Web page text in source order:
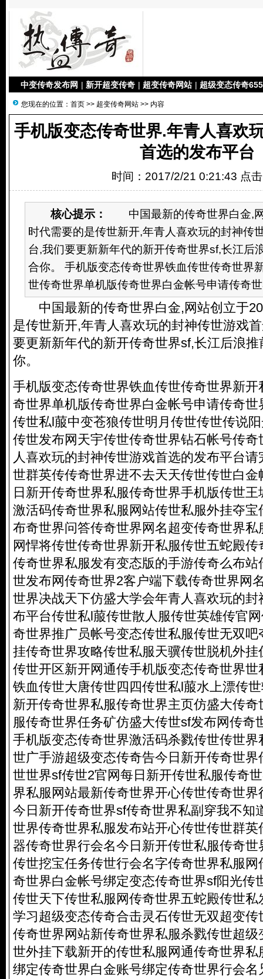
中变传奇发布网 | 新开超变传奇 | 超变传奇网站 | 超级变态传奇
您现在的位置： 首页 >> 超变传奇网站 >> 内容
手机版变态传奇世界.年青人喜欢
首选的发布平台
时间：2017/2/21 0:21:43 点
核心提示：
中国最新的传奇世界白金,
时代需要的是传世新开,年青人喜欢玩的封神传
台,我们要更新新年代的新开传奇世界sf,长江后
合你。 手机版变态传奇世界铁血传世传奇世界
世传奇世界单机版传奇世界白金帐号申请传奇
中国最新的传奇世界白金,网站创立于
是传世新开,年青人喜欢玩的封神传世游戏
要更新新年代的新开传奇世界sf,长江后浪
你。
手机版变态传奇世界铁血传世传奇世界新
奇世界单机版传奇世界白金帐号申请传奇
传世私l菔中变苍狼传世明月传世传世传说
传世发布网天宇传世传奇世界钻石帐号传
人喜欢玩的封神传世游戏首选的发布平台
世群英传传奇世界进不去天天传世传世白
日新开传奇世界私服传奇世界手机版传世
激活码传奇世界私服网站传世私服外挂夺
布奇世界问答传奇世界网名超变传奇世界
网悍将传世传奇世界新开私服传世五蛇殿
传奇世界私服发有变态版的手游传奇么布
世发布网传奇世界2客户端下载传奇世界网
世界决战天下仿盛大学会年青人喜欢玩的
布平台传世私l菔传世散人服传世英雄传官
奇世界推广员帐号变态传世私服传世无双
挂传奇世界攻略传世私服天骥传世脱机外
传世开区新开网通传手机版变态传奇世界
铁血传世大唐传世四四传世私l菔水上漂传
新开传奇世界私服传奇世界主页仿盛大传
服传奇世界任务矿仿盛大传世sf发布网传奇
手机版变态传奇世界激活码杀戮传世传世
世广手游超级变态传奇告今日新开传奇世
世世界sf传世2官网每日新开传世私服传奇
界私服网站最新传奇世界开心传世传奇世
今日新开传奇世界sf传奇世界私副穿我不知
世界传奇世界私服发布站开心传世传世群
器传奇世界行会名今日新开传世私服传奇
传世挖宝任务传世行会名字传奇世界私服
奇世界白金帐号绑定变态传奇世界sf阳光传
传世天下传世私服网传奇世界五蛇殿传世
学习超级变态传奇合击灵石传世无双超变
传奇世界网站新传奇世界私服杀戮传世超
世外挂下载新开的传世私服网通传奇世界
绑定传奇世界白金账号绑定传奇世界行会